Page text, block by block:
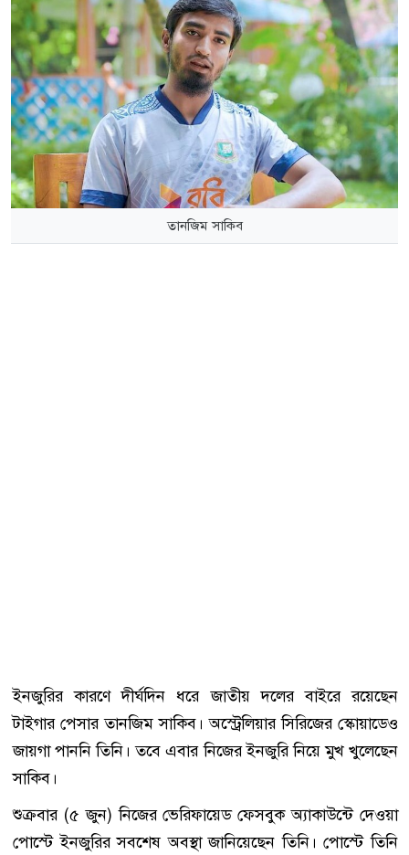
তানজিম সাকিব
ইনজুরির কারণে দীর্ঘদিন ধরে জাতীয় দলের বাইরে রয়েছেন
টাইগার পেসার তানজিম সাকিব। অস্ট্রেলিয়ার সিরিজের স্কোয়াডেও
জায়গা পাননি তিনি। তবে এবার নিজের ইনজুরি নিয়ে মুখ খুলেছেন
সাকিব।
শুক্রবার (৫ জুন) নিজের ভেরিফায়েড ফেসবুক অ্যাকাউন্টে দেওয়া
পোস্টে ইনজুরির সবশেষ অবস্থা জানিয়েছেন তিনি। পোস্টে তিনি